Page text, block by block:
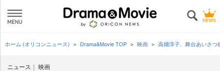
ホーム (オリコンニュース) Drama&Movie TOP 映画 高畑淳子、舞台あいさつ
ニュース 映画